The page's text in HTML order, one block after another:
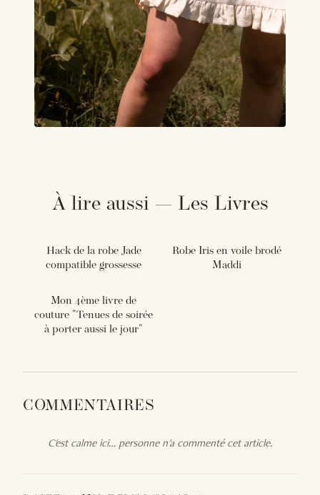
À lire aussi — Les Livres
Hack de la robe Jade
compatible grossesse
Robe Iris en voile brodé
Maddi
Mon 4ème livre de
couture "Tenues de soirée
à porter aussi le jour"
COMMENTAIRES
C'est calme ici… personne n'a commenté cet article.